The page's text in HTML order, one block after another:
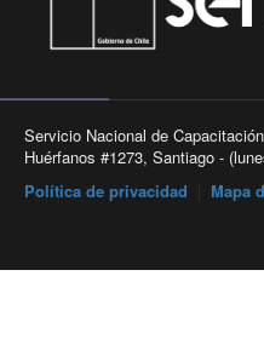
Servicio Nacional de
Huérfanos #1273, Santiago -
Política de privacidad
Mapa